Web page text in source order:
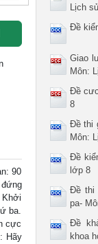
90
Khởi
ba.
cực
Hãy
Lịch
Đề
Giao
Môn:
Đề
8
Đề thi
Môn:
Đề
lớp 8
Đề thi
pa-
Đề
khoa